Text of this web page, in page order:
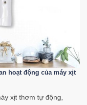
hoạt động của máy xịt
xịt thơm tự động,